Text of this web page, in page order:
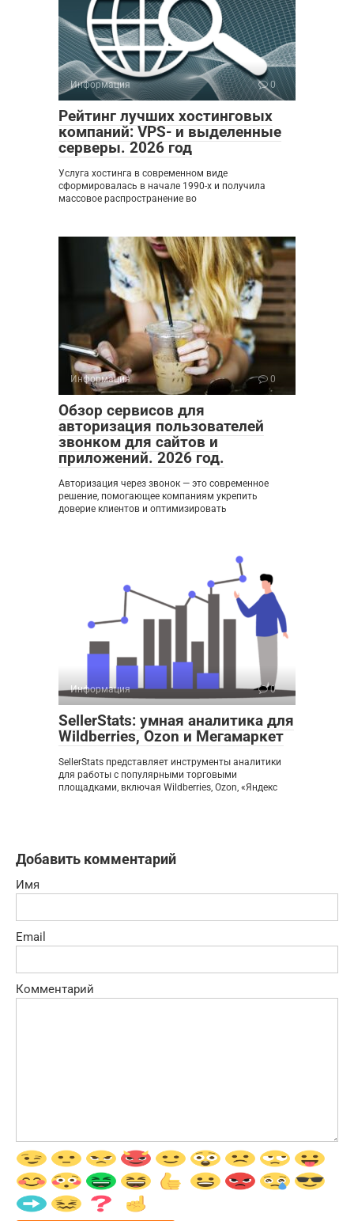
Информация 0
Рейтинг лучших хостинговых
компаний: VPS- и выделенные
серверы. 2026 год
Услуга хостинга в современном виде
сформировалась в начале 1990-х и получила
массовое распространение во
Информация 0
Обзор сервисов для
авторизация пользователей
звонком для сайтов и
приложений. 2026 год.
Авторизация через звонок — это современное
решение, помогающее компаниям укрепить
доверие клиентов и оптимизировать
Информация 0
SellerStats: умная аналитика для
Wildberries, Ozon и Мегамаркет
SellerStats представляет инструменты аналитики
для работы с популярными торговыми
площадками, включая Wildberries, Ozon, «Яндекс
Добавить комментарий
Имя
Email
Комментарий